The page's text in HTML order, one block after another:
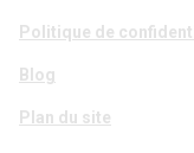
Politique de
Blog
Plan du site